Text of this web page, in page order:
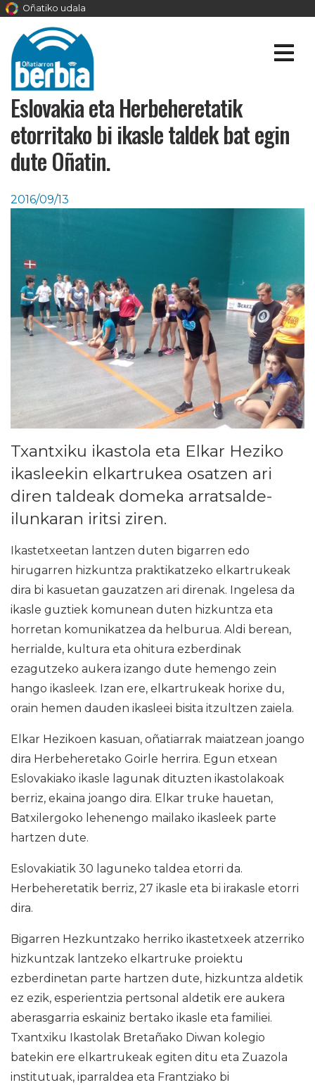
Oñatiko udala
Eslovakia eta Herbeheretatik
etorritako bi ikasle taldek bat egin
dute Oñatin.
2016/09/13
Txantxiku ikastola eta Elkar Heziko
ikasleekin elkartrukea osatzen ari
diren taldeak domeka arratsalde-
ilunkaran iritsi ziren.
Ikastetxeetan lantzen duten bigarren edo
hirugarren hizkuntza praktikatzeko elkartrukeak
dira bi kasuetan gauzatzen ari direnak. Ingelesa da
ikasle guztiek komunean duten hizkuntza eta
horretan komunikatzea da helburua. Aldi berean,
herrialde, kultura eta ohitura ezberdinak
ezagutzeko aukera izango dute hemengo zein
hango ikasleek. Izan ere, elkartrukeak horixe du,
orain hemen dauden ikasleei bisita itzultzen zaiela.
Elkar Hezikoen kasuan, oñatiarrak maiatzean joango
dira Herbeheretako Goirle herrira. Egun etxean
Eslovakiako ikasle lagunak dituzten ikastolakoak
berriz, ekaina joango dira. Elkar truke hauetan,
Batxilergoko lehenengo mailako ikasleek parte
hartzen dute.
Eslovakiatik 30 laguneko taldea etorri da.
Herbeheretatik berriz, 27 ikasle eta bi irakasle etorri
dira.
Bigarren Hezkuntzako herriko ikastetxeek atzerriko
hizkuntzak lantzeko elkartruke proiektu
ezberdinetan parte hartzen dute, hizkuntza aldetik
ez ezik, esperientzia pertsonal aldetik ere aukera
aberasgarria eskainiz bertako ikasle eta familiei.
Txantxiku Ikastolak Bretañako Diwan kolegio
batekin ere elkartrukeak egiten ditu eta Zuazola
institutuak, iparraldea eta Frantziako bi